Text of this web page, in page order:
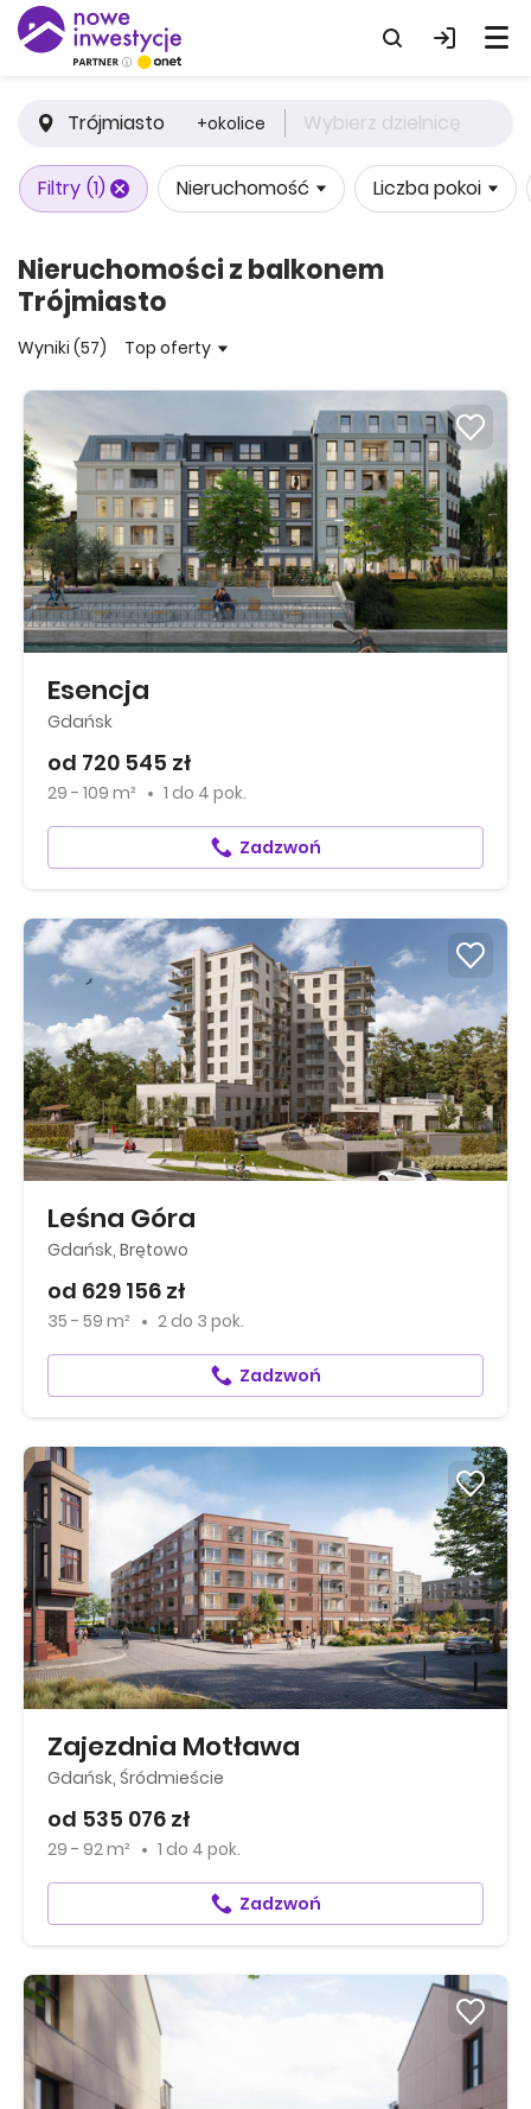
Trójmiasto +okolice Wybierz dzielnicę
Filtry (1) Nieruchomość Liczba pokoi
Nieruchomości z balkonem
Trójmiasto
Wyniki (57) Top oferty
Esencja
Gdańsk
od 720 545 zł
29 - 109 m² 1 do 4 pok.
Zadzwoń
Leśna Góra
Gdańsk, Brętowo
od 629 156 zł
35 - 59 m² 2 do 3 pok.
Zadzwoń
Zajezdnia Motława
Gdańsk, Śródmieście
od 535 076 zł
29 - 92 m² 1 do 4 pok.
Zadzwoń